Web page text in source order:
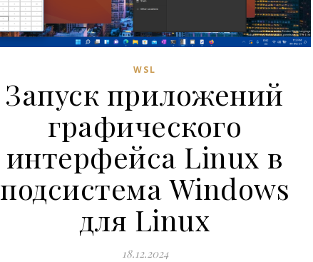
WSL
Запуск приложений
графического
интерфейса Linux в
подсистема Windows
для Linux
18.12.2024